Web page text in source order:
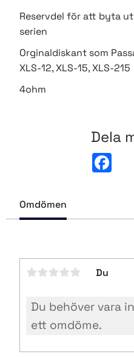
Reservdel för att byta ut
serien
Orginaldiskant som
XLS-12, XLS-15, XLS-215
4ohm
Dela
o
Omdömen
Du